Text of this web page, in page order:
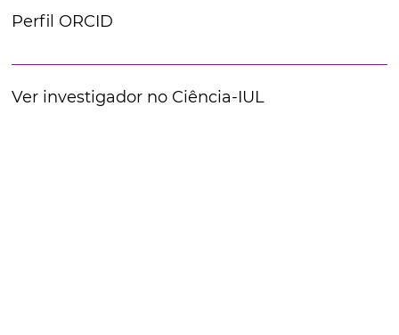
Perfil ORCID
Ver investigador no Ciência-IUL